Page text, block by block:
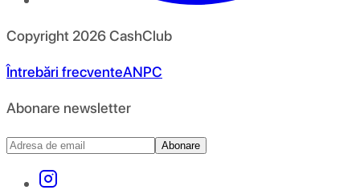
Copyright 2026CashClub
Întrebări frecventeANPC
Abonare newsletter
Abonare